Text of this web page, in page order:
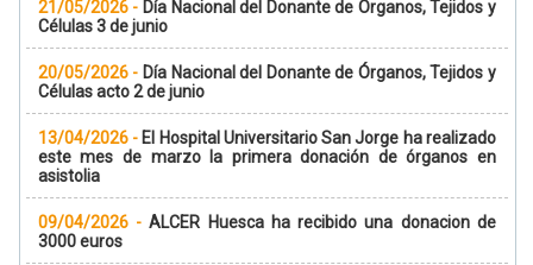
21/05/2026 - Día Nacional del Donante de Órganos, Tejidos y
Células 3 de junio
20/05/2026 - Día Nacional del Donante de Órganos, Tejidos y
Células acto 2 de junio
13/04/2026 - El Hospital Universitario San Jorge ha realizado
este mes de marzo la primera donación de órganos en
asistolia
09/04/2026 -ALCER Huesca ha recibido una donacion de
3000 euros